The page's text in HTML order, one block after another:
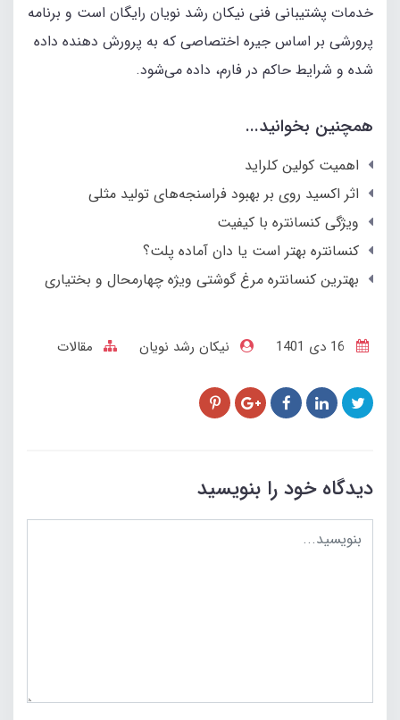
خدمات پشتیبانی فنی نیکان رشد نویان رایگان است و برنامه
پرورشی بر اساس جیره اختصاصی که به پرورش دهنده داده
شده و شرایط حاکم در فارم، داده می‌شود.
همچنین بخوانید...
اهمیت کولین کلراید
اثر اکسید روی بر بهبود فراسنجه‌های تولید مثلی
ویژگی کنسانتره با کیفیت
کنسانتره بهتر است یا دان آماده پلت؟
بهترین کنسانتره مرغ گوشتی ویژه چهارمحال و بختیاری
نیکان رشد نویان مقالات
دیدگاه خود را بنویسید